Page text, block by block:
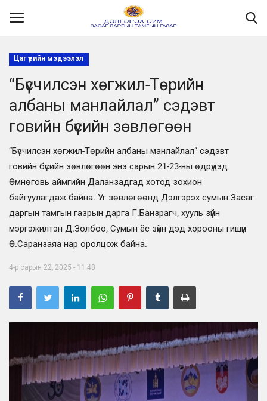
Нүүр
Танилцуулга
Хууль эрх зүй
Шилэн данс
Ил тод байдал
Бодлого төлөвлөлт
Цаг үеийн мэдээлэл
“Бүсчилсэн хөгжил-Төрийн
албаны манлайлал” сэдэвт
говийн бүсийн зөвлөгөөн
“Бүсчилсэн хөгжил-Төрийн албаны манлайлал” сэдэвт
говийн бүсийн зөвлөгөөн энэ сарын 21-23-ны өдрүүдэд
Өмнөговь аймгийн Даланзадгад хотод зохион
байгуулагдаж байна. Уг зөвлөгөөнд Дэлгэрэх сумын Засаг
даргын тамгын газрын дарга Г.Банзрагч, хууль зүйн
мэргэжилтэн Д.Золбоо, Сумын ёс зүйн дэд хорооны гишүүн
Ө.Саранзаяа нар оролцож байна.
4-р сарын 22, 2025 - 11:48